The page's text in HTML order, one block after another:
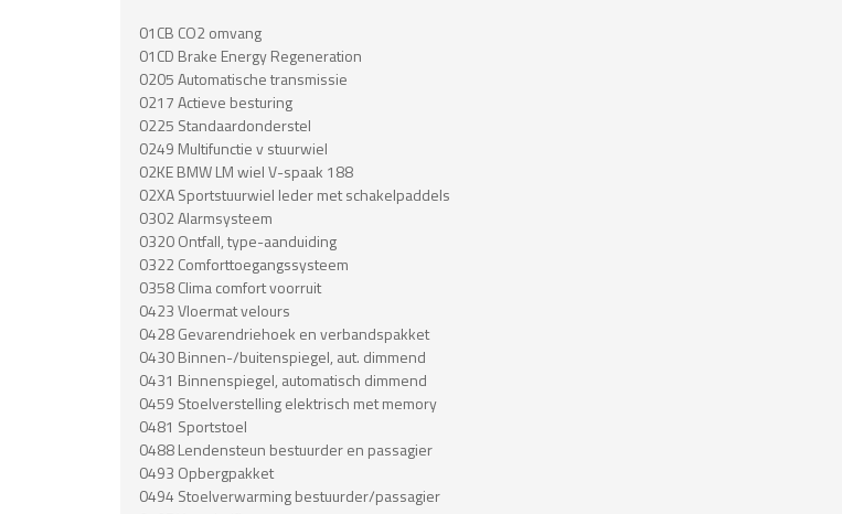
01CB CO2 omvang
01CD Brake Energy Regeneration
0205 Automatische transmissie
0217 Actieve besturing
0225 Standaardonderstel
0249 Multifunctie v stuurwiel
02KE BMW LM wiel V-spaak 188
02XA Sportstuurwiel leder met schakelpaddels
0302 Alarmsysteem
0320 Ontfall, type-aanduiding
0322 Comforttoegangssysteem
0358 Clima comfort voorruit
0423 Vloermat velours
0428 Gevarendriehoek en verbandspakket
0430 Binnen-/buitenspiegel, aut. dimmend
0431 Binnenspiegel, automatisch dimmend
0459 Stoelverstelling elektrisch met memory
0481 Sportstoel
0488 Lendensteun bestuurder en passagier
0493 Opbergpakket
0494 Stoelverwarming bestuurder/passagier